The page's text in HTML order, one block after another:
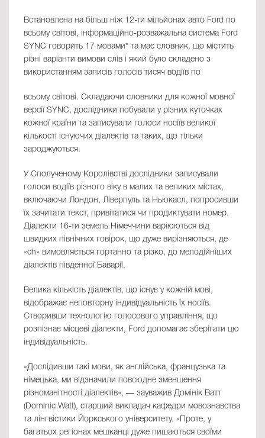
Встановлена на більш ніж 12-ти мільйонах авто Ford по
всьому світові, інформаційно-розважальна система Ford
SYNC говорить 17 мовами* та має словник, що містить
різні варіанти вимови слів і який було складено з
використанням записів голосів тисяч водіїв по
всьому світові. Складаючи словники для кожної мовної
версії SYNC, дослідники побували у різних куточках
кожної країни та записували голоси носіїв великої
кількості існуючих діалектів та таких, що тільки
зароджуються.
У Сполученому Королівстві дослідники записували
голоси водіїв різного віку в малих та великих містах,
включаючи Лондон, Ліверпуль та Ньюкасл, попросивши
їх зачитати текст, привітатися чи продиктувати номер.
Діалекти 16-ти земель Німеччини варіюються від
швидких північних говірок, що дуже вирізняються, де
«ch» вимовляється гортанно та різко, до мелодійніших
діалектів південної Баварії.
Велика кількість діалектів, що існує у кожній мові,
відображає неповторну індивідуальність їх носіїв.
Створивши технологію голосового управління, що
розпізнає місцеві діалекти, Ford допомагає зберігати цю
індивідуальність.
«Дослідивши такі мови, як англійська, французька та
німецька, ми відзначили повсюдне зменшення
різноманітності діалектів», — зауважив Домінік Ватт
(Dominic Watt), старший викладач кафедри мовознавства
та лінгвістики Йоркського університету. «Проте, у
багатьох регіонах мешканці дуже пишаються своїми